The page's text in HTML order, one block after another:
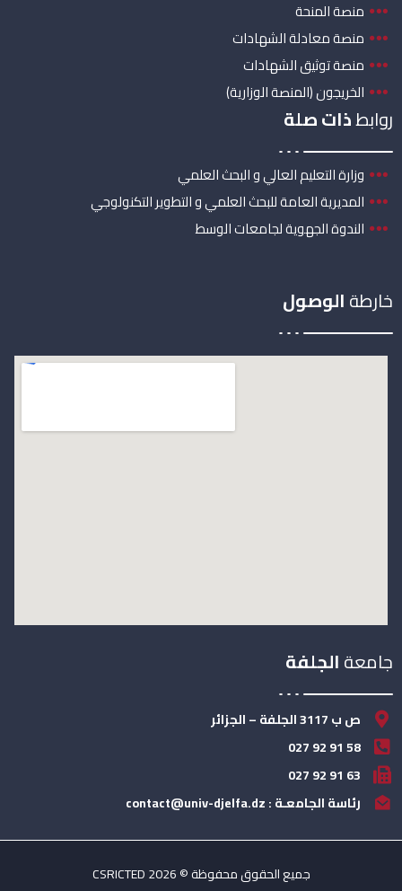
منصة المنحة
منصة معادلة الشهادات
منصة توثيق الشهادات
الخريجون (المنصة الوزارية)
روابطذات صلة
وزارة التعليم العالي و البحث العلمي
المديرية العامة للبحث العلمي و التطوير التكنولوجي
الندوة الجهوية لجامعات الوسط
خارطةالوصول
جامعةالجلفة
ص ب 3117 الجلفة – الجزائر
58 91 92 027
63 91 92 027
رئاسة الجامعـة : contact@univ-djelfa.dz
جميع الحقوق محفوظة © 2026 CSRICTED